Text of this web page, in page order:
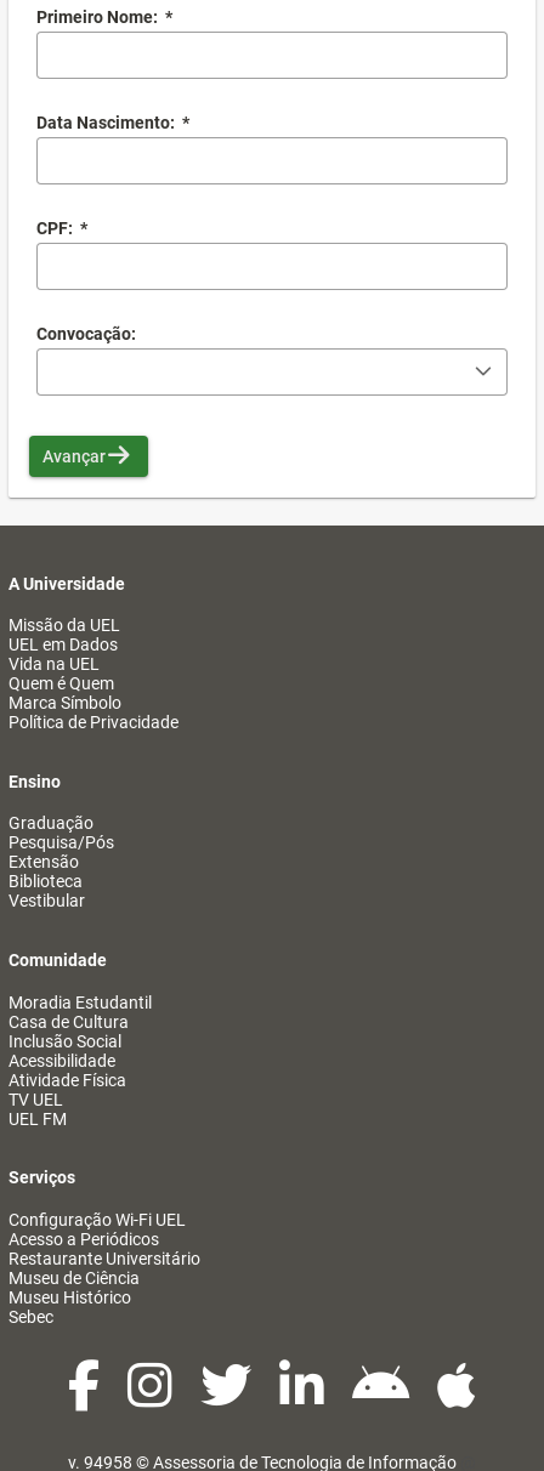
Primeiro Nome: *
Data Nascimento: *
CPF: *
Convocação:
Avançar
A Universidade
Missão da UEL
UEL em Dados
Vida na UEL
Quem é Quem
Marca Símbolo
Política de Privacidade
Ensino
Graduação
Pesquisa/Pós
Extensão
Biblioteca
Vestibular
Comunidade
Moradia Estudantil
Casa de Cultura
Inclusão Social
Acessibilidade
Atividade Física
TV UEL
UEL FM
Serviços
Configuração Wi-Fi UEL
Acesso a Periódicos
Restaurante Universitário
Museu de Ciência
Museu Histórico
Sebec
v. 94958 ©Assessoria de Tecnologia de Informação